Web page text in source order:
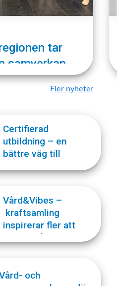
tar
samverkan
Fler nyheter
Certifierad
utbildning – en
bättre väg till
yrke
Vård&Vibes –
kraftsamling
inspirerar fler att
plugga vård och
omsorg
och